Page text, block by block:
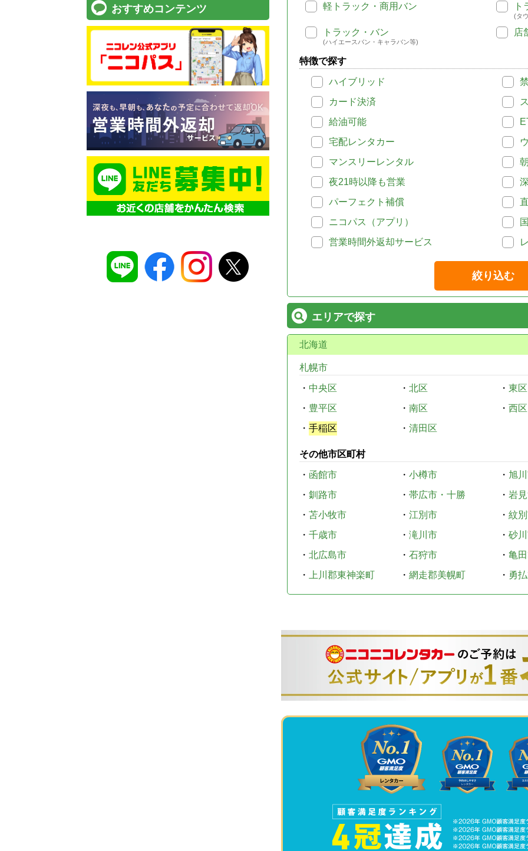
軽トラック・商用バン
ト
(タ
トラック・バン
(ハイエースバン・キャラバン等)
店
特徴で探す
ハイブリッド
カード決済
給油可能
宅配レンタカー
マンスリーレンタル
夜21時以降も営業
パーフェクト補償
ニコパス（アプリ）
営業時間外返却サービス
絞り込む
エリアで探す
北海道
札幌市
・ 中央区 ・ 北区 ・ 東区
・ 豊平区 ・ 南区 ・ 西区
・ 手稲区 ・ 清田区
その他市区町村
・ 函館市 ・ 小樽市 ・ 旭
・ 釧路市 ・ 帯広市・十勝 ・ 岩
・ 苫小牧市 ・ 江別市 ・ 紋
・ 千歳市 ・ 滝川市 ・ 砂
・ 北広島市 ・ 石狩市 ・ 亀
・
上川郡東神楽町 ・ 網走郡美幌町 ・ 勇
おすすめコンテンツ